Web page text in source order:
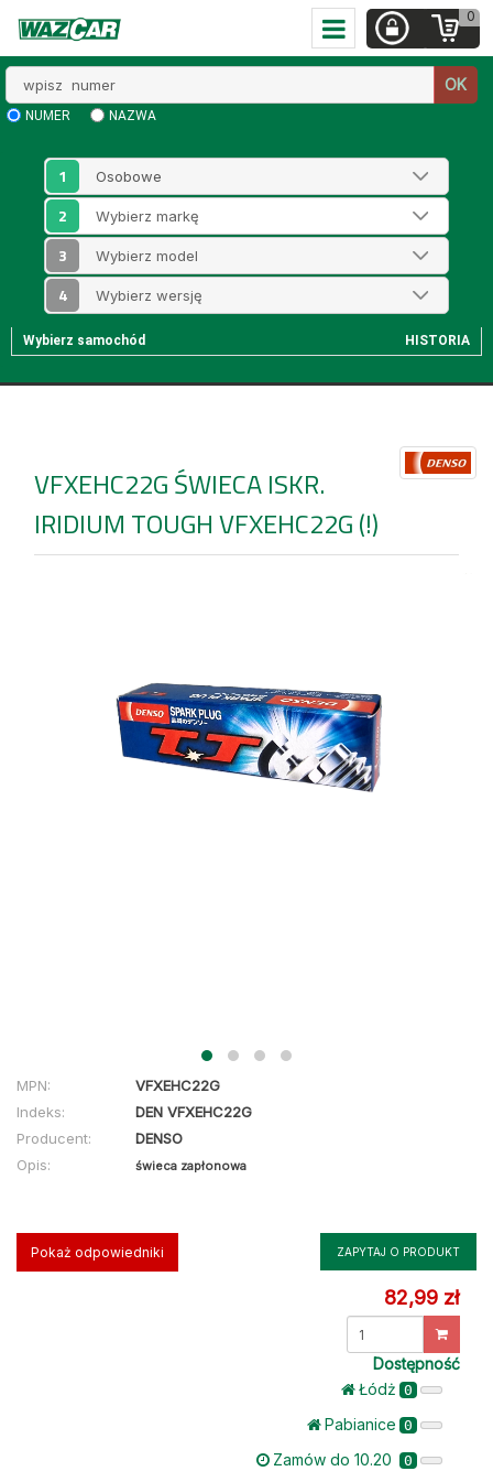
0
numer
OK
NUMER NAZWA
1
2
3
4
Wybierz samochód HISTORIA
VFXEHC22GŚWIECA ISKR.
IRIDIUM TOUGH VFXEHC22G (!)
MPN:
VFXEHC22G
Indeks:
DEN VFXEHC22G
Producent:
DENSO
Opis:
świeca zapłonowa
Pokaż odpowiedniki ZAPYTAJ O PRODUKT
82,99 zł
Dostępność
Łódż 0
Pabianice 0
Zamów do 10.20 0